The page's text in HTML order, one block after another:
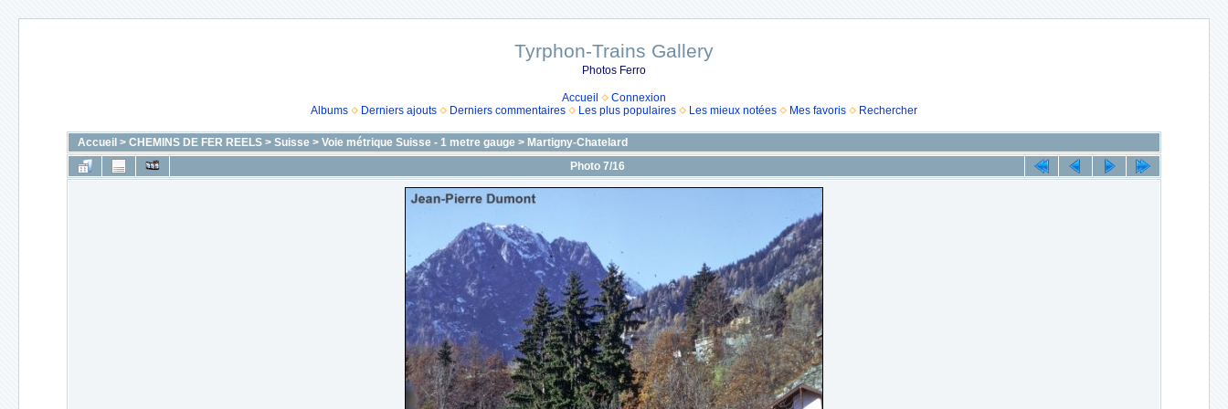
Tyrphon-Trains Gallery
Photos Ferro
Accueil
Connexion
Albums
Derniers ajouts Derniers commentaires Les plus populaires Les mieux notées Mes favoris Rechercher
Accueil > CHEMINS DE FER REELS > Suisse > Voie métrique Suisse - 1 metre gauge > Martigny-Chatelard
Photo 7/16